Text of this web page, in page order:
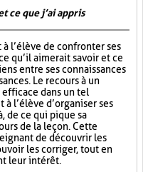
ce que j’ai appris
à l’élève de confronter ses
qu’il aimerait savoir et ce
entre ses connaissances
Le recours à un
efficace dans un tel
l’élève d’organiser ses
de ce qui pique sa
de la leçon. Cette
de découvrir les
les corriger, tout en
leur intérêt.